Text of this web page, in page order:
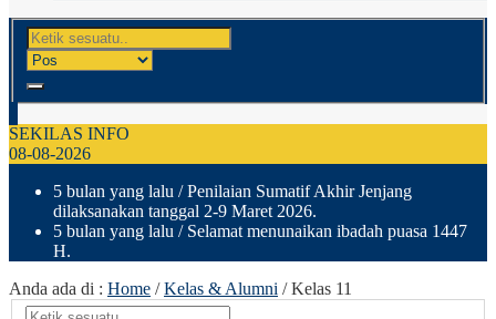
SEKILAS INFO
08-08-2026
5 bulan yang lalu / Penilaian Sumatif Akhir Jenjang
dilaksanakan tanggal 2-9 Maret 2026.
5 bulan yang lalu / Selamat menunaikan ibadah puasa 1447
H.
Anda ada di : Home /Kelas & Alumni /Kelas 11